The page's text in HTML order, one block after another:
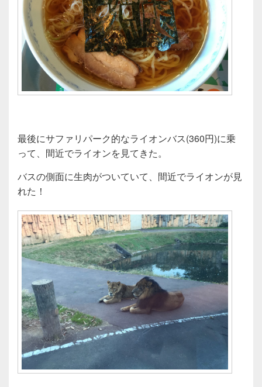
最後にサファリパーク的なライオンバス(360円)に乗
って、間近でライオンを見てきた。
バスの側面に生肉がついていて、間近でライオンが見
れた！